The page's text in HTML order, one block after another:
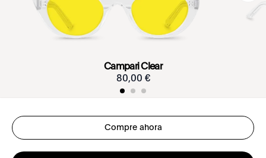
Campari Clear
80,00 €
Compre ahora